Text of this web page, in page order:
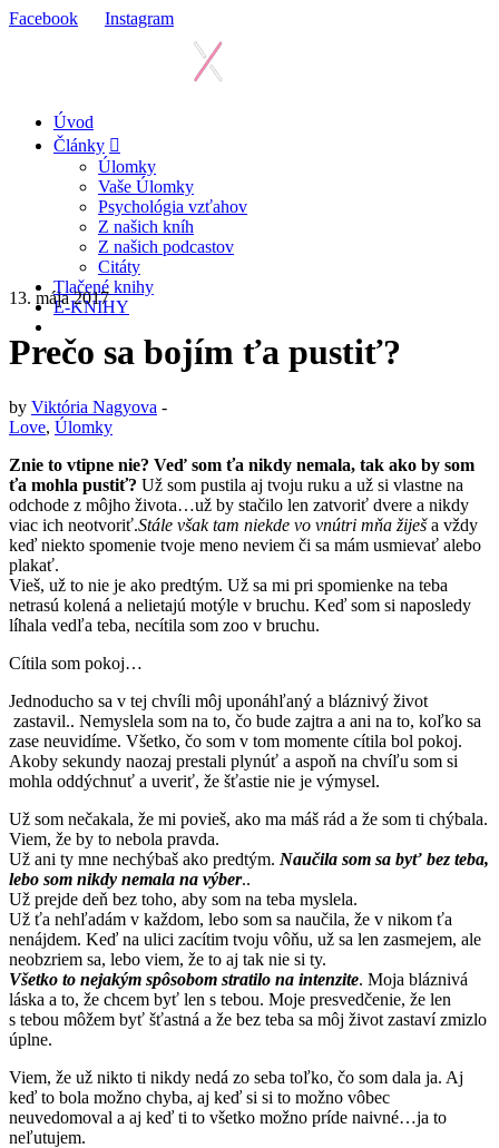
Facebook Instagram
Úvod
Články
Úlomky
Vaše Úlomky
Psychológia vzťahov
Z našich kníh
Z našich podcastov
Citáty
Tlačené knihy
E-KNIHY
13. mája 2017
Prečo sa bojím ťa pustiť?
by Viktória Nagyova -
Love, Úlomky
Znie to vtipne nie? Veď som ťa nikdy nemala, tak ako by som
ťa mohla pustiť? Už som pustila aj tvoju ruku a už si vlastne na
odchode z môjho života…už by stačilo len zatvoriť dvere a nikdy
viac ich neotvoriť.Stále však tam niekde vo vnútri mňa žiješa vždy
keď niekto spomenie tvoje meno neviem či sa mám usmievať alebo
plakať.
Vieš, už to nie je ako predtým. Už sa mi pri spomienke na teba
netrasú kolená a nelietajú motýle v bruchu. Keď som si naposledy
líhala vedľa teba, necítila som zoo v bruchu.
Cítila som pokoj…
Jednoducho sa v tej chvíli môj uponáhľaný a bláznivý život
zastavil.. Nemyslela som na to, čo bude zajtra a ani na to, koľko sa
zase neuvidíme. Všetko, čo som v tom momente cítila bol pokoj.
Akoby sekundy naozaj prestali plynúť a aspoň na chvíľu som si
mohla oddýchnuť a uveriť, že šťastie nie je výmysel.
Už som nečakala, že mi povieš, ako ma máš rád a že som ti chýbala.
Viem, že by to nebola pravda.
Už ani ty mne nechýbaš ako predtým. Naučila som sa byť bez teba,
lebo som nikdy nemala na výber..
Už prejde deň bez toho, aby som na teba myslela.
Už ťa nehľadám v každom, lebo som sa naučila, že v nikom ťa
nenájdem. Keď na ulici zacítim tvoju vôňu, už sa len zasmejem, ale
neobzriem sa, lebo viem, že to aj tak nie si ty.
Všetko to nejakým spôsobom stratilo na intenzite. Moja bláznivá
láska a to, že chcem byť len s tebou. Moje presvedčenie, že len
s tebou môžem byť šťastná a že bez teba sa môj život zastaví zmizlo
úplne.
Viem, že už nikto ti nikdy nedá zo seba toľko, čo som dala ja. Aj
keď to bola možno chyba, aj keď si si to možno vôbec
neuvedomoval a aj keď ti to všetko možno príde naivné…ja to
neľutujem.